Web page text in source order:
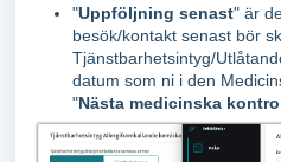
"Uppföljning senast" är
besök/kontakt senast bör
Tjänstbarhetsintyg/
datum som ni i den
"Nästa medicinska